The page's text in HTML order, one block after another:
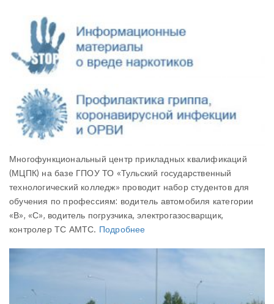
Многофункциональный центр прикладных квалификаций
(МЦПК) на базе ГПОУ ТО «Тульский государственный
технологический колледж» проводит набор студентов для
обучения по профессиям: водитель автомобиля категории
«В», «С», водитель погрузчика, электрогазосварщик,
контролер ТС АМТС. Подробнее